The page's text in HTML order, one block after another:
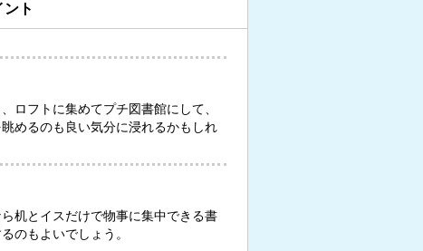
ト
ロフトに集めてプチ図書館にして、
めるのも良い気分に浸れるかもしれ
机とイスだけで物事に集中できる書
のもよいでしょう。